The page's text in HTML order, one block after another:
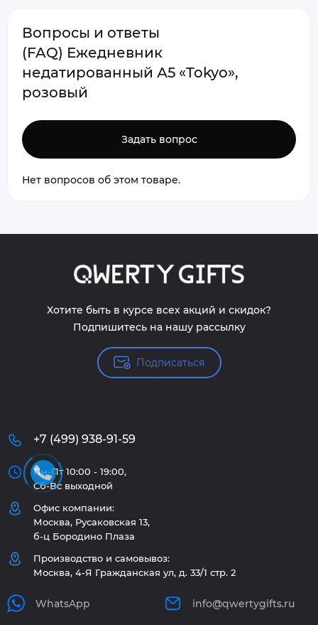
Вопросы и ответы
(FAQ) Ежедневник
недатированный А5 «Tokyo»,
розовый
Задать вопрос
Нет вопросов об этом товаре.
Хотите быть в курсе всех акций и скидок?
Подпишитесь на нашу рассылку
Подписаться
+7 (499) 938-91-59
Пн-Пт 10:00 - 19:00,
Сб-Вс выходной
Офис компании:
Москва, Русаковская 13,
б-ц Бородино Плаза
Производство и самовывоз:
Москва, 4-Я Гражданская ул, д. 33/1 стр. 2
WhatsApp info@qwertygifts.ru